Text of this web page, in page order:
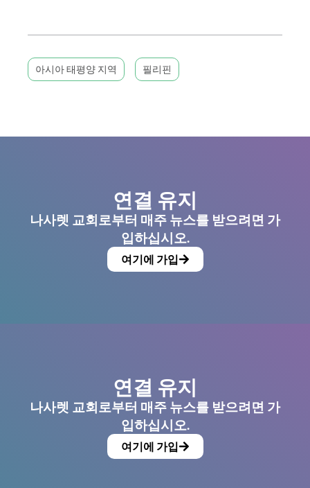
아시아 태평양 지역 필리핀
연결 유지
나사렛 교회로부터 매주 뉴스를 받으려면 가
입하십시오.
여기에 가입
연결 유지
나사렛 교회로부터 매주 뉴스를 받으려면 가
입하십시오.
여기에 가입